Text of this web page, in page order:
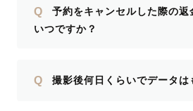
Q
予約をキャンセルした際の返
いつですか？
Q 撮影後何日くらいでデータは